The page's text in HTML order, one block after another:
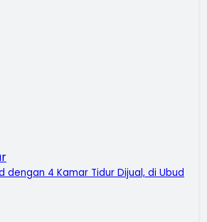
dengan 4 Kamar Tidur Dijual, di Ubud